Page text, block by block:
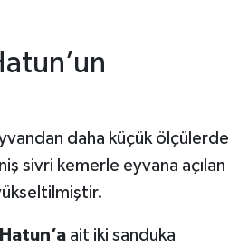
daha küçük ölçülerde
sivri kemerle eyvana açılan
ait iki sanduka